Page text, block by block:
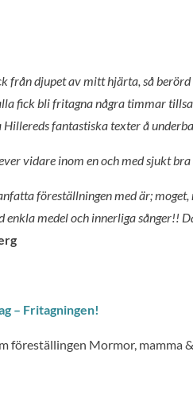
från djupet av mitt hjärta, så
fick bli fritagna några timmar
Hillereds fantastiska texter å
vidare inom en och med sjukt bra
föreställningen med är;
enkla medel och innerliga sånger!!
– Fritagningen!
föreställingen Mormor, mamma